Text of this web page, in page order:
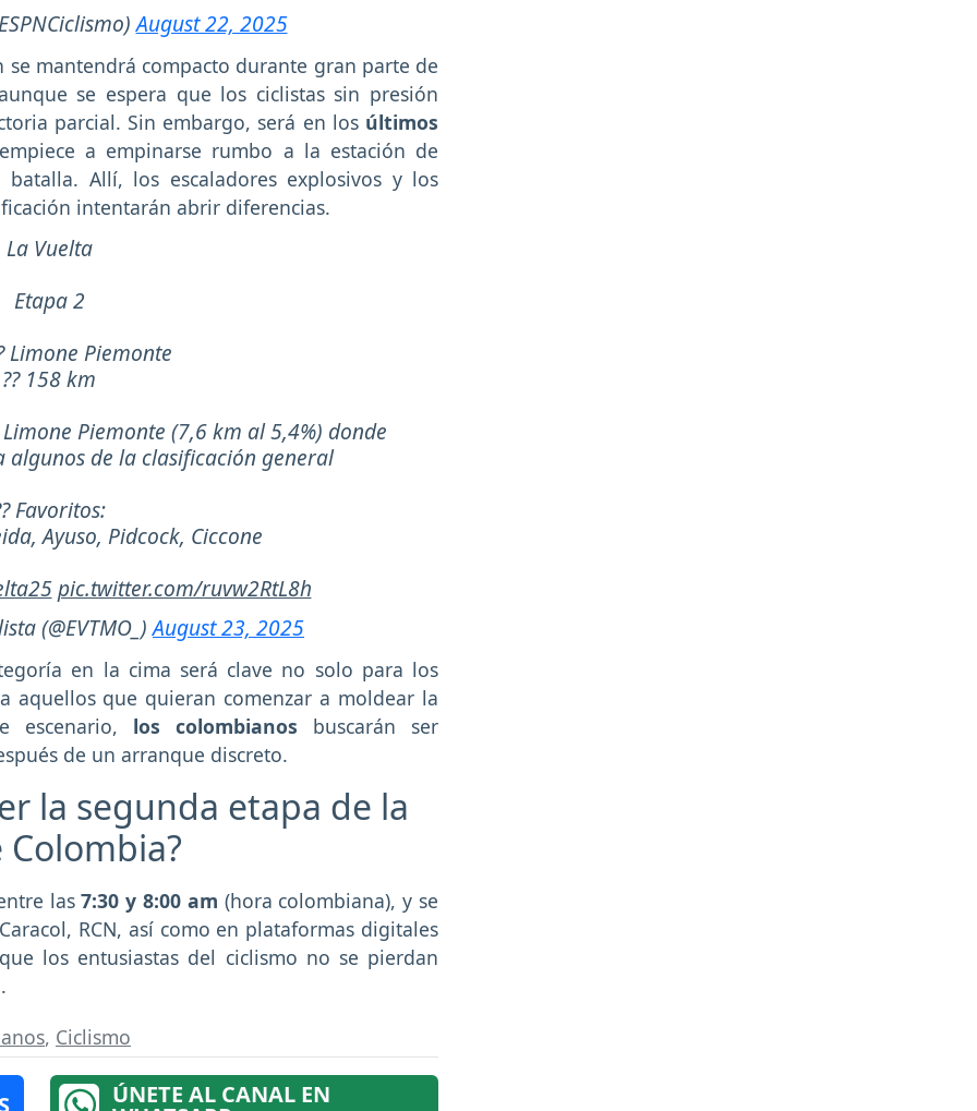
August 22, 2025
mantendrá compacto durante gran parte de
se espera que los ciclistas sin presión
parcial. Sin embargo, será en los últimos
a empinarse rumbo a la estación de
Allí, los escaladores explosivos y los
intentarán abrir diferencias.
La Vuelta
Etapa 2
Limone Piemonte
?? 158 km
Piemonte (7,6 km al 5,4%) donde
algunos de la clasificación general
Favoritos:
Ayuso, Pidcock, Ciccone
pic.twitter.com/ruvw2RtL8h
(@EVTMO_)August 23, 2025
en la cima será clave no solo para los
aquellos que quieran comenzar a moldear la
los colombianos buscarán ser
de un arranque discreto.
la segunda etapa de la
las7:30 y 8:00 am (hora colombiana), y se
RCN, así como en plataformas digitales
los entusiastas del ciclismo no se pierdan
, Ciclismo
ÚNETE AL CANAL EN